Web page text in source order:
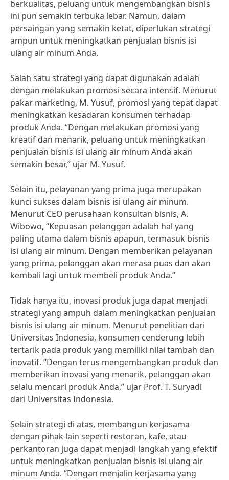
berkualitas, peluang untuk mengembangkan bisnis
ini pun semakin terbuka lebar. Namun, dalam
persaingan yang semakin ketat, diperlukan strategi
ampun untuk meningkatkan penjualan bisnis isi
ulang air minum Anda.
Salah satu strategi yang dapat digunakan adalah
dengan melakukan promosi secara intensif. Menurut
pakar marketing, M. Yusuf, promosi yang tepat dapat
meningkatkan kesadaran konsumen terhadap
produk Anda. “Dengan melakukan promosi yang
kreatif dan menarik, peluang untuk meningkatkan
penjualan bisnis isi ulang air minum Anda akan
semakin besar,” ujar M. Yusuf.
Selain itu, pelayanan yang prima juga merupakan
kunci sukses dalam bisnis isi ulang air minum.
Menurut CEO perusahaan konsultan bisnis, A.
Wibowo, “Kepuasan pelanggan adalah hal yang
paling utama dalam bisnis apapun, termasuk bisnis
isi ulang air minum. Dengan memberikan pelayanan
yang prima, pelanggan akan merasa puas dan akan
kembali lagi untuk membeli produk Anda.”
Tidak hanya itu, inovasi produk juga dapat menjadi
strategi yang ampuh dalam meningkatkan penjualan
bisnis isi ulang air minum. Menurut penelitian dari
Universitas Indonesia, konsumen cenderung lebih
tertarik pada produk yang memiliki nilai tambah dan
inovatif. “Dengan terus mengembangkan produk dan
memberikan inovasi yang menarik, pelanggan akan
selalu mencari produk Anda,” ujar Prof. T. Suryadi
dari Universitas Indonesia.
Selain strategi di atas, membangun kerjasama
dengan pihak lain seperti restoran, kafe, atau
perkantoran juga dapat menjadi langkah yang efektif
untuk meningkatkan penjualan bisnis isi ulang air
minum Anda. “Dengan menjalin kerjasama yang